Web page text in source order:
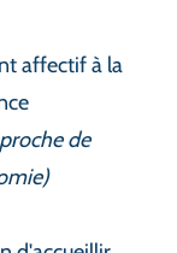
Beylier-David
Bien-être et
Créativité
affectif à la
de